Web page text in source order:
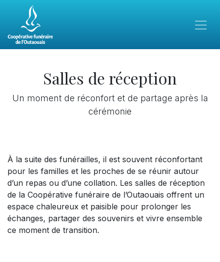
Salles de réception
Un moment de réconfort et de partage après la
cérémonie
À la suite des funérailles, il est souvent réconfortant
pour les familles et les proches de se réunir autour
d’un repas ou d’une collation. Les salles de réception
de la Coopérative funéraire de l’Outaouais offrent un
espace chaleureux et paisible pour prolonger les
échanges, partager des souvenirs et vivre ensemble
ce moment de transition.